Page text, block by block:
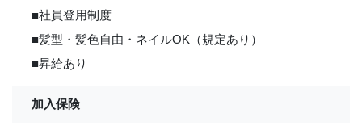
■社員登用制度
■髪型・髪色自由・ネイルOK（規定あり）
■昇給あり
加入保険